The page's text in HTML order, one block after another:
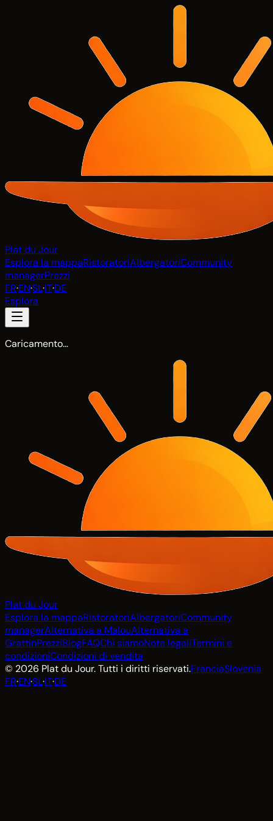
Plat du Jour
Esplora la mappaRistoratoriAlbergatoriCommunity
managerPrezzi
FR·EN·SL·IT·DE
Esplora
Caricamento…
Plat du Jour
Esplora la mappaRistoratoriAlbergatoriCommunity
managerAlternativa a MalouAlternativa a
GrattinPrezziBlogFAQChi siamoNote legaliTermini e
condizioniCondizioni di vendita
© 2026 Plat du Jour. Tutti i diritti riservati.FranciaSlovenia
FR·EN·SL·IT·DE